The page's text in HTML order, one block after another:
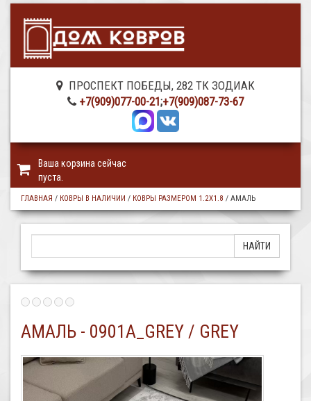
ПРОСПЕКТ ПОБЕДЫ, 282 ТК ЗОДИАК
+7(909)077-00-21;+7(909)087-73-67
Ваша корзина сейчас
пуста.
ГЛАВНАЯ / КОВРЫ В НАЛИЧИИ / КОВРЫ РАЗМЕРОМ 1.2Х1.8 / АМАЛЬ
АМАЛЬ - 0901A_GREY / GREY